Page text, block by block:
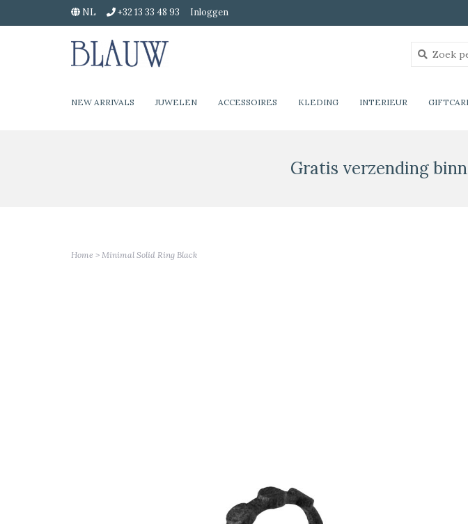
NL +32 13 33 48 93 Inloggen
NEW ARRIVALS JUWELEN ACCESSOIRES KLEDING INTERIEUR
Gratis verzending
Home > Minimal Solid Ring Black